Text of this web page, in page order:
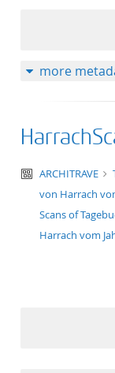
more
text/
ARCHITRAVE
von Harrach
Scans of
Harrach vom